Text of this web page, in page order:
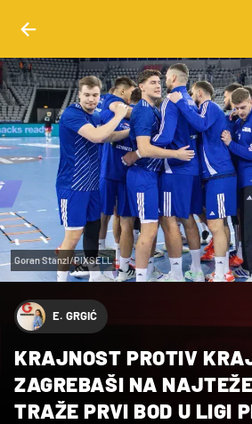
Goran Stanzl/PIXSELL
E. GRGIĆ
KRAJNOST PROTIV
ZAGREBAŠI NA
TRAŽE PRVI BOD U LIGI